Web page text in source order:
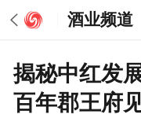
酒业频道
揭秘中红发
百年郡王府